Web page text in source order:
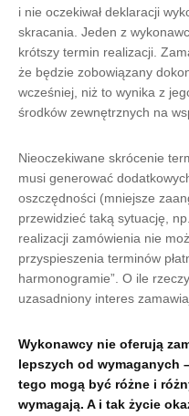
i nie oczekiwał deklaracji
skracania. Jeden z
krótszy termin realizacji.
że będzie zobowiązany
wcześniej, niż to wynika z
środków zewnętrznych na
Nieoczekiwane skrócenie
musi generować
oszczędności (mniejsze
przewidzieć taką sytuację,
realizacji zamówienia nie
przyspieszenia terminów
harmonogramie”. O ile
uzasadniony interes
Wykonawcy nie oferują
lepszych od wymaganych
tego mogą być różne i
wymagają. A i tak życie